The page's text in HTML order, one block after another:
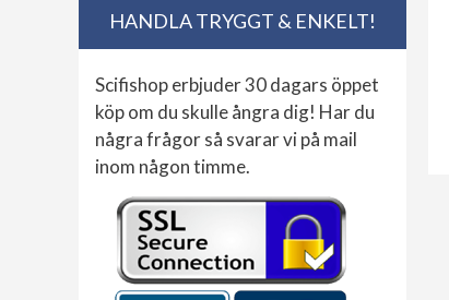
HANDLA TRYGGT & ENKELT!
Scifishop erbjuder 30 dagars öppet
köp om du skulle ångra dig! Har du
några frågor så svarar vi på mail
inom någon timme.